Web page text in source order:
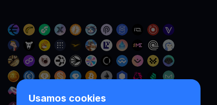
Usamos cookies